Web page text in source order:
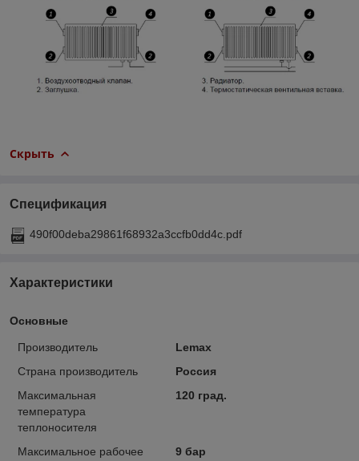
Скрыть
Спецификация
490f00deba29861f68932a3ccfb0dd4c.pdf
Характеристики
Основные
Производитель
Lemax
Страна производитель
Россия
Максимальная
температура
теплоносителя
120 град.
Максимальное рабочее 9 бар